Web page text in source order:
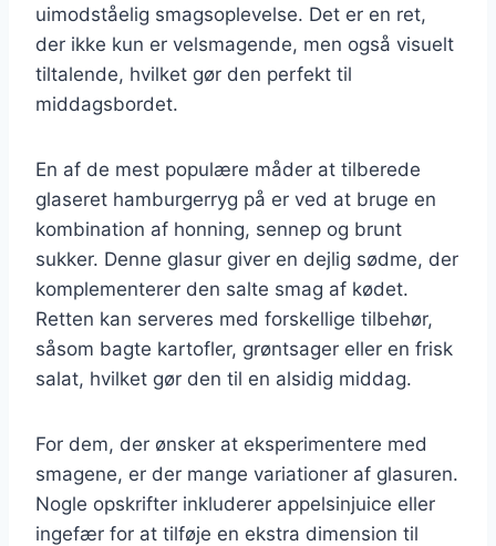
uimodståelig smagsoplevelse. Det er en ret,
der ikke kun er velsmagende, men også visuelt
tiltalende, hvilket gør den perfekt til
middagsbordet.
En af de mest populære måder at tilberede
glaseret hamburgerryg på er ved at bruge en
kombination af honning, sennep og brunt
sukker. Denne glasur giver en dejlig sødme, der
komplementerer den salte smag af kødet.
Retten kan serveres med forskellige tilbehør,
såsom bagte kartofler, grøntsager eller en frisk
salat, hvilket gør den til en alsidig middag.
For dem, der ønsker at eksperimentere med
smagene, er der mange variationer af glasuren.
Nogle opskrifter inkluderer appelsinjuice eller
ingefær for at tilføje en ekstra dimension til